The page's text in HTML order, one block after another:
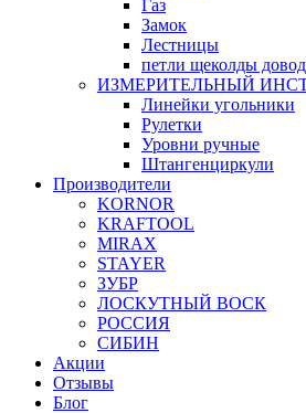
Газ
Замок
Лестницы
петли щеколды
ИЗМЕРИТЕЛЬНЫЙ
Линейки угольники
Рулетки
Уровни ручные
Штангенциркули
Производители
KORNOR
KRAFTOOL
MIRAX
STAYER
ЗУБР
ЛОСКУТНЫЙ ВОСК
РОССИЯ
СИБИН
Акции
Отзывы
Блог